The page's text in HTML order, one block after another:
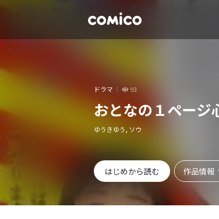
ドラマ 93
おとなの１ページ
ゆうきゆう, ソウ
はじめから読む 作品情報